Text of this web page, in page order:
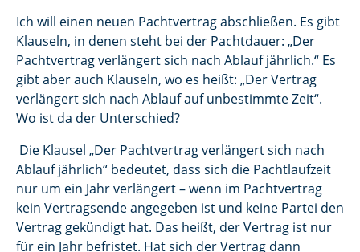
Ich will einen neuen Pachtvertrag abschließen. Es gibt
Klauseln, in denen steht bei der Pachtdauer: „Der
Pachtvertrag verlängert sich nach Ablauf jährlich.“ Es
gibt aber auch Klauseln, wo es heißt: „Der Vertrag
verlängert sich nach Ablauf auf unbestimmte Zeit“.
Wo ist da der Unterschied?
Die Klausel „Der Pachtvertrag verlängert sich nach
Ablauf jährlich“ bedeutet, dass sich die Pachtlaufzeit
nur um ein Jahr verlängert – wenn im Pachtvertrag
kein Vertragsende angegeben ist und keine Partei den
Vertrag gekündigt hat. Das heißt, der Vertrag ist nur
für ein Jahr befristet. Hat sich der Vertrag dann